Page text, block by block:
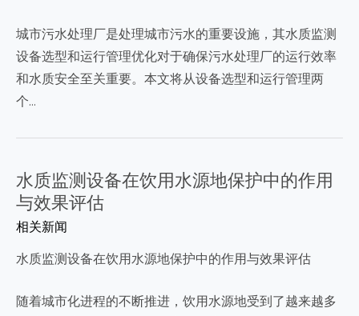
城市污水处理厂是处理城市污水的重要设施，其水质监测
设备选型和运行管理优化对于确保污水处理厂的运行效率
和水质安全至关重要。本文将从设备选型和运行管理两
个…
水质监测设备在饮用水源地保护中的作用
与效果评估
相关新闻
水质监测设备在饮用水源地保护中的作用与效果评估
随着城市化进程的不断推进，饮用水源地受到了越来越多